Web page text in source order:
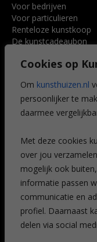
Cookies op
Om kunsthuizen.nl
persoonlijker te
daarmee
Met deze cookies
over jou
mogelijk ook
informatie passen
communicatie en
profiel. Daarnaast
delen via social
Voor bedrijven
Voor particulieren
Renteloze kunstkoop
De kunstcadeaubon
Voordelen
Veelgestelde vragen
CONTACT
Leiden
Amsterdam
Breda
Favorieten
Mijn art alert
NIEUWSBRIEF